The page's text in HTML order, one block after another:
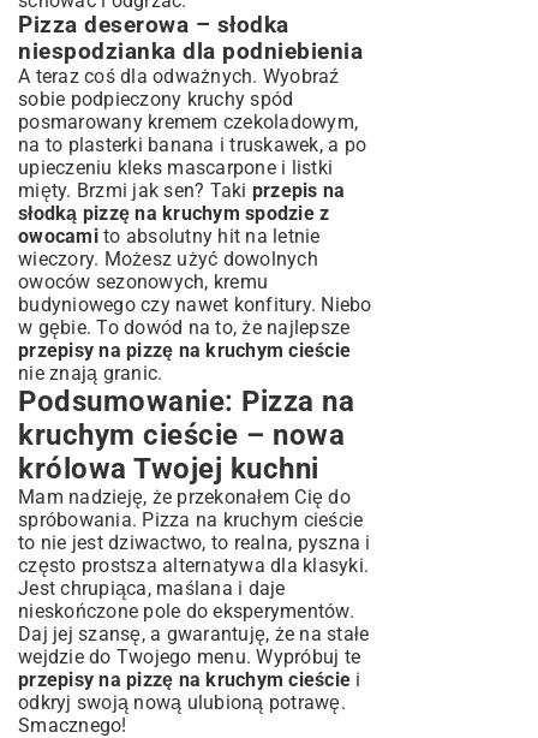
Pizza deserowa – słodka
niespodzianka dla podniebienia
A teraz coś dla odważnych. Wyobraź
sobie podpieczony kruchy spód
posmarowany kremem czekoladowym,
na to plasterki banana i truskawek, a po
upieczeniu kleks mascarpone i listki
mięty. Brzmi jak sen? Taki przepis na
słodką pizzę na kruchym spodzie z
owocamito absolutny hit na letnie
wieczory. Możesz użyć dowolnych
owoców sezonowych, kremu
budyniowego czy nawet konfitury. Niebo
w gębie. To dowód na to, że najlepsze
przepisy na pizzę na kruchym cieście
nie znają granic.
Podsumowanie: Pizza na
kruchym cieście – nowa
królowa Twojej kuchni
Mam nadzieję, że przekonałem Cię do
spróbowania. Pizza na kruchym cieście
to nie jest dziwactwo, to realna, pyszna i
często prostsza alternatywa dla klasyki.
Jest chrupiąca, maślana i daje
nieskończone pole do eksperymentów.
Daj jej szansę, a gwarantuję, że na stałe
wejdzie do Twojego menu. Wypróbuj te
przepisy na pizzę na kruchym cieście i
odkryj swoją nową ulubioną potrawę.
Smacznego!